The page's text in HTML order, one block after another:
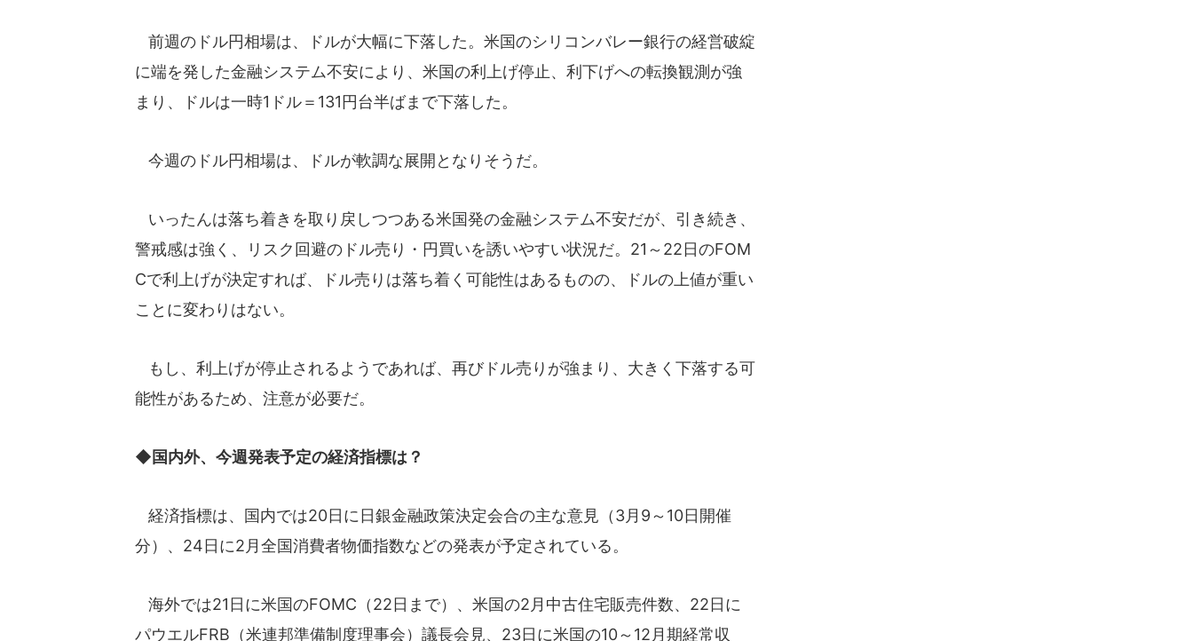
前週のドル円相場は、ドルが大幅に下落した。米国のシリコンバレー銀行の経営破綻
に端を発した金融システム不安により、米国の利上げ停止、利下げへの転換観測が強
まり、ドルは一時1ドル＝131円台半ばまで下落した。
今週のドル円相場は、ドルが軟調な展開となりそうだ。
いったんは落ち着きを取り戻しつつある米国発の金融システム不安だが、引き続き、
警戒感は強く、リスク回避のドル売り・円買いを誘いやすい状況だ。21～22日のFOM
Cで利上げが決定すれば、ドル売りは落ち着く可能性はあるものの、ドルの上値が重い
ことに変わりはない。
もし、利上げが停止されるようであれば、再びドル売りが強まり、大きく下落する可
能性があるため、注意が必要だ。
◆国内外、今週発表予定の経済指標は？
経済指標は、国内では20日に日銀金融政策決定会合の主な意見（3月9～10日開催
分）、24日に2月全国消費者物価指数などの発表が予定されている。
海外では21日に米国のFOMC（22日まで）、米国の2月中古住宅販売件数、22日に
パウエルFRB（米連邦準備制度理事会）議長会見、23日に米国の10～12月期経常収